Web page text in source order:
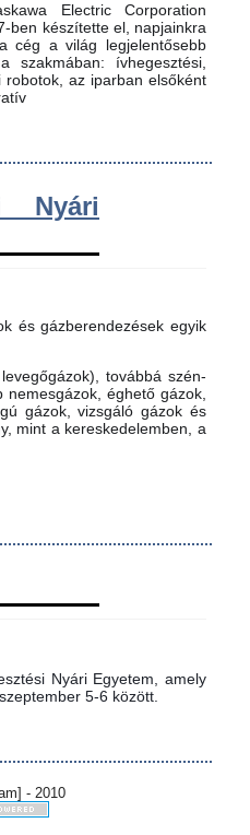
Electric Corporation
ben készítette el, napjainkra
cég a világ legjelentősebb
ívhegesztési,
az iparban elsőként
Nyári
és gázberendezések egyik
továbbá szén-
éghető gázok,
gázok, vizsgáló gázok és
mint a kereskedelemben, a
Nyári Egyetem, amely
5-6 között.
- 2010